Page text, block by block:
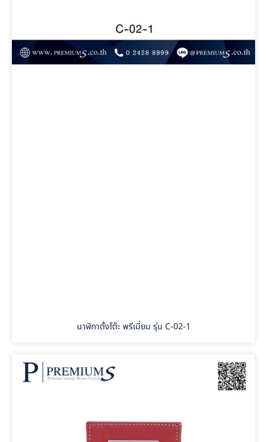
นาฬิกาตั้งโต๊ะ พรีเมี่ยม รุ่น C-02-1